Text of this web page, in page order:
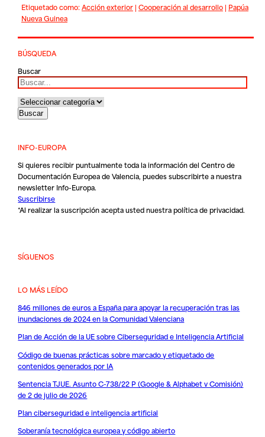
Etiquetado como:Acción exterior| Cooperación al desarrollo| Papúa
Nueva Guinea
BÚSQUEDA
Buscar
INFO-EUROPA
Si quieres recibir puntualmente toda la información del Centro de
Documentación Europea de Valencia, puedes subscribirte a nuestra
newsletter Info-Europa.
Suscribirse
*Al realizar la suscripción acepta usted nuestrapolítica de privacidad.
SÍGUENOS
LO MÁS LEÍDO
846 millones de euros a España para apoyar la recuperación tras las
inundaciones de 2024 en la Comunidad Valenciana
Plan de Acción de la UE sobre Ciberseguridad e Inteligencia Artificial
Código de buenas prácticas sobre marcado y etiquetado de
contenidos generados por IA
Sentencia TJUE. Asunto C-738/22 P (Google & Alphabet v Comisión)
de 2 de julio de 2026
Plan ciberseguridad e inteligencia artificial
Soberanía tecnológica europea y código abierto